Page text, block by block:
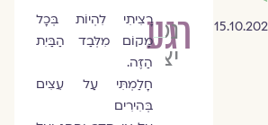
רגע
נטלי
יצחקי
רָצִיתִי לִהְיוֹת בְּכָל
מָקוֹם מִלְּבַד הַבַּיִת
הַזֶּה.
חָלַמְתִּי עַל עֵצִים
בְּהִירִים